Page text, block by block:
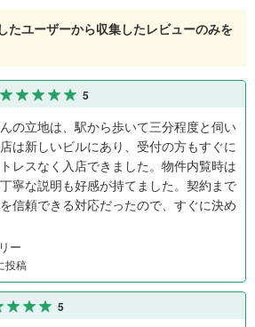
たユーザーから収集したレビューのみを
5
の立地は、駅から歩いて三分程度と伺い
は新しいビルにあり、受付の方もすぐに
レスなく入店できました。物件内覧時は
寧な説明も好感が持てました。契約まで
信頼できる対応だったので、すぐに決め
ー
投稿
5